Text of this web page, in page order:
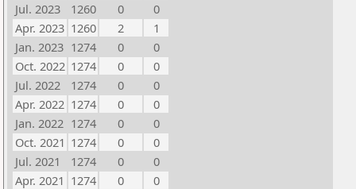
Jul. 2023
1260 0
0
Apr. 2023 1260 2
1
Jan. 2023 1274 0
0
Oct. 2022 1274 0
0
Jul. 2022
1274 0
0
Apr. 2022 1274 0
0
Jan. 2022 1274 0
0
Oct. 2021 1274 0
0
Jul. 2021
1274 0
0
Apr. 2021 1274 0
0